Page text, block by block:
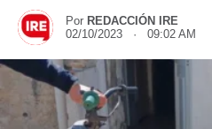
Por REDACCIÓN IRE
02/10/2023 · 09:02 AM